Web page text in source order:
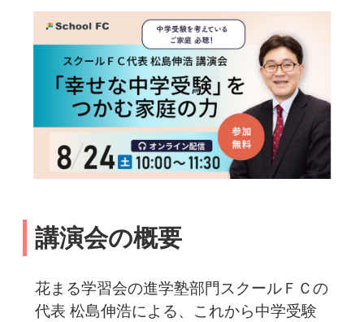
講演会の概要
花まる学習会の進学塾部門スクールＦＣの
代表 松島伸浩による、これから中学受験